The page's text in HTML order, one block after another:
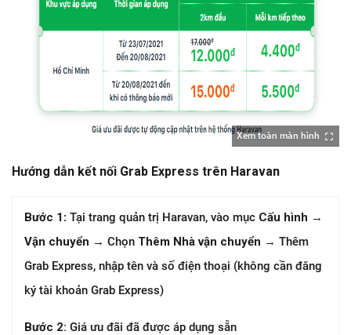
Xem toàn màn hình
Hướng dẫn kết nối Grab Express trên Haravan
Bước 1: Tại trang quản trị Haravan, vào mục Cấu hình →
Vận chuyển → Chọn Thêm Nhà vận chuyển → Thêm
Grab Express, nhập tên và số điện thoại (không cần đăng
ký tài khoản Grab Express)
Bước 2: Giá ưu đãi đã được áp dụng sẵn